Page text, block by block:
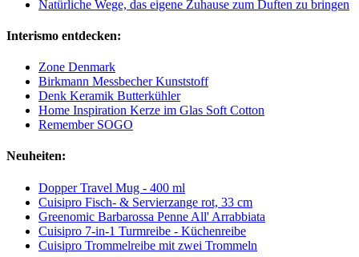
Natürliche Wege, das eigene Zuhause zum Duften zu bringen
Interismo entdecken:
Zone Denmark
Birkmann Messbecher Kunststoff
Denk Keramik Butterkühler
Home Inspiration Kerze im Glas Soft Cotton
Remember SOGO
Neuheiten:
Dopper Travel Mug - 400 ml
Cuisipro Fisch- & Servierzange rot, 33 cm
Greenomic Barbarossa Penne All' Arrabbiata
Cuisipro 7-in-1 Turmreibe - Küchenreibe
Cuisipro Trommelreibe mit zwei Trommeln